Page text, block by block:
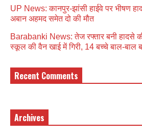
UP News: कानपुर-झांसी हाईवे पर भीषण
अबान अहमद समेत दो की मौत
Barabanki News: तेज रफ्तार बनी हादसे
स्कूल की वैन खाई में गिरी, 14 बच्चे बाल-बाल
Recent Comments
Archives